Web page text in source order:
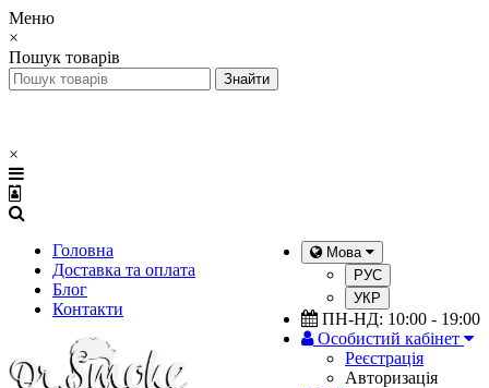
Меню
×
Пошук товарів
×
Головна
Доставка та оплата
Блог
Контакти
Мова
РУС
УКР
ПН-НД: 10:00 - 19:00
Особистий кабінет
Реєстрація
Авторизація